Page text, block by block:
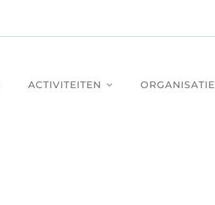
ACTIVITEITEN ORGANISATIE